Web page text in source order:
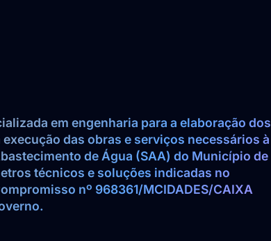
em engenharia para a elaboração dos
das obras e serviços necessários à
de Água (SAA) do Município de
técnicos e soluções indicadas no
nº 968361/MCIDADES/CAIXA